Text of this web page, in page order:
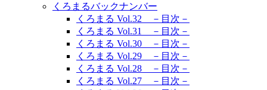
くろまるバックナンバー
くろまる Vol.32 －目次－
くろまる Vol.31 －目次－
くろまる Vol.30 －目次－
くろまる Vol.29 －目次－
くろまる Vol.28 －目次－
くろまる Vol.27 －目次－